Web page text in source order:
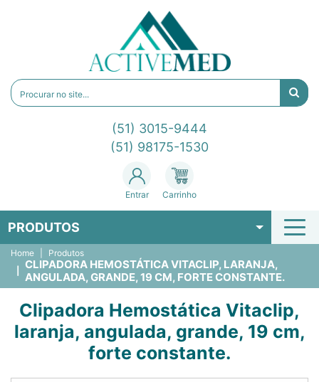
(51) 3015-9444
(51) 98175-1530
Entrar Carrinho
PRODUTOS
Home Produtos
CLIPADORA HEMOSTÁTICA VITACLIP, LARANJA,
ANGULADA, GRANDE, 19 CM, FORTE CONSTANTE.
Clipadora Hemostática Vitaclip,
laranja, angulada, grande, 19 cm,
forte constante.